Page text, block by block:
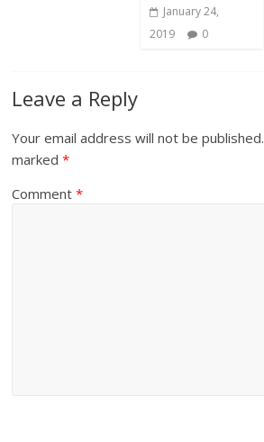
January 24,
2019
0
Leave a Reply
Your email address will not be published.
marked*
Comment*